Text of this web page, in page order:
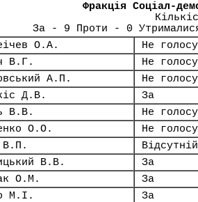
Фракція Соціал-
За - 9 Проти - 0
О.А.
Не
В.Г.
Не
А.П.
Не
Д.В.
За
В.В.
Не
О.О.
Не
В.П.
Відсутній
В.В.
За
О.М.
За
М.І.
За